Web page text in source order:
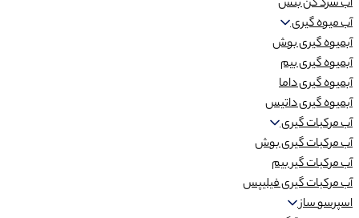
آب سرد کن بنس
آب میوه گیری
آبمیوه گیری بوش
آبمیوه گیری بیم
آبمیوه گیری داما
آبمیوه گیری داتیس
آب مرکبات گیری
آب مرکبات گیری بوش
آب مرکبات گیر بیم
آب مرکبات گیری فیلیپس
اسپرسو ساز